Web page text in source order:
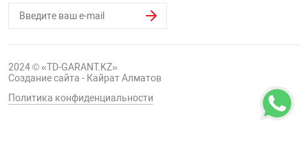
2024 © «TD-GARANT.KZ»
Создание сайта - Кайрат Алматов
Политика конфиденциальности